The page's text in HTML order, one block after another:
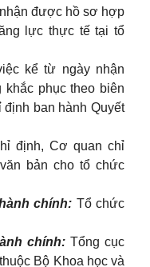
được hồ sơ hợp
lực thực tế tại tổ
kể từ ngày nhận
phục theo biên
định ban hành Quyết
định, Cơ quan chỉ
bản cho tổ chức
chính: Tổ chức
chính:Tổng cục
Bộ Khoa học và